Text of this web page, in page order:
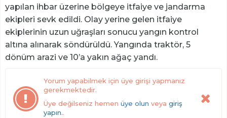
yapılan ihbar üzerine bölgeye itfaiye ve jandarma
ekipleri sevk edildi. Olay yerine gelen itfaiye
ekiplerinin uzun uğraşları sonucu yangın kontrol
altına alınarak söndürüldü. Yangında traktör, 5
dönüm arazi ve 10’a yakın ağaç yandı.
Yorum yapabilmek için üye girişi yapmanız
gerekmektedir.
Üye değilseniz hemen üye olun veya giriş
yapın..